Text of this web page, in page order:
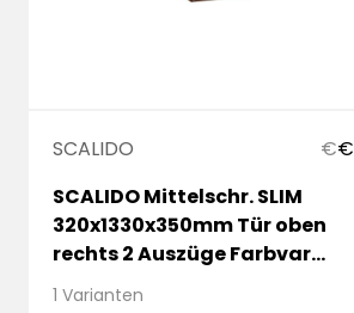
SCALIDO €€
SCALIDO Mittelschr. SLIM
320x1330x350mm Tür oben
rechts 2 Auszüge Farbvar
W/W/W
1 Varianten